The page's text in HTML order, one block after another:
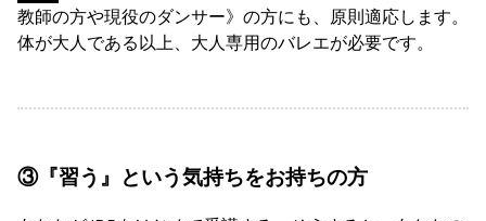
教師の方や現役のダンサー》の方にも、原則適応します。
体が大人である以上、大人専用のバレエが必要です。
③『習う』という気持ちをお持ちの方